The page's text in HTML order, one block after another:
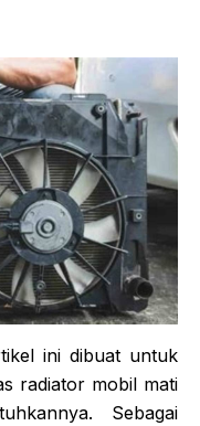
ini dibuat untuk
radiator mobil mati
Sebagai